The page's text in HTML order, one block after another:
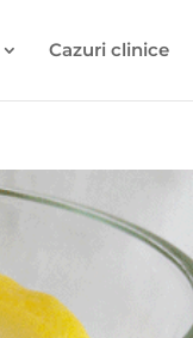
Cazuri clinice